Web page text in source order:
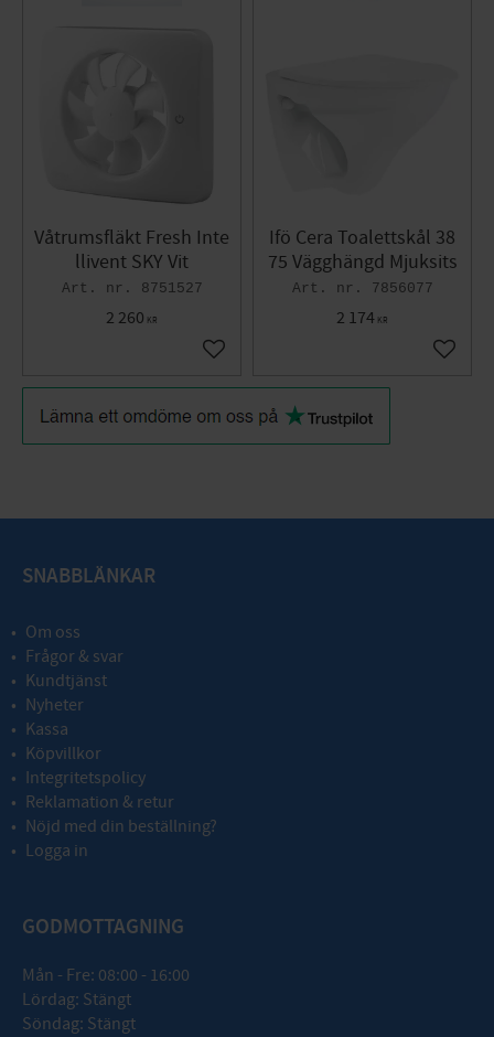
Våtrumsfläkt Fresh Inte
llivent SKY Vit
8751527
2 260 KR
Lägg till i favoriter
Ifö Cera Toalettskål 38
75 Vägghängd Mjuksits
7856077
2 174 KR
Lägg
SNABBLÄNKAR
Om oss
Frågor & svar
Kundtjänst
Nyheter
Kassa
Köpvillkor
Integritetspolicy
Reklamation & retur
Nöjd med din beställning?
Logga in
GODMOTTAGNING
Mån - Fre: 08:00 - 16:00
Lördag: Stängt
Söndag: Stängt